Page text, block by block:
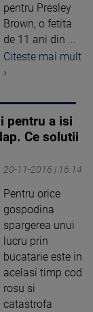
pentru Presley
Brown, o fetita
de 11 ani din ...
Citeste mai mult
›
pentru a isi
Ce solutii
20-11-2016 | 16:14
Pentru orice
gospodina
spargerea unui
lucru prin
bucatarie este in
acelasi timp cod
rosu si
catastrofa